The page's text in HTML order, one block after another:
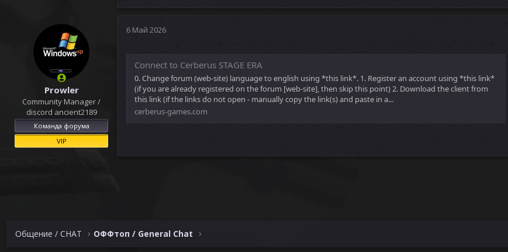
Prowler
Community Manager /
discord ancient2189
Команда форума
VIP
6 Май 2026
Connect to Cerberus STAGE ERA
0. Change forum (web-site) language to english using *this link*. 1. Register an account using *this link*
(if you are already registered on the forum [web-site], then skip this point) 2. Download the client from
this link (if the links do not open - manually copy the link(s) and paste in a...
cerberus-games.com
Общение / CHAT ОФФтоп / General Chat